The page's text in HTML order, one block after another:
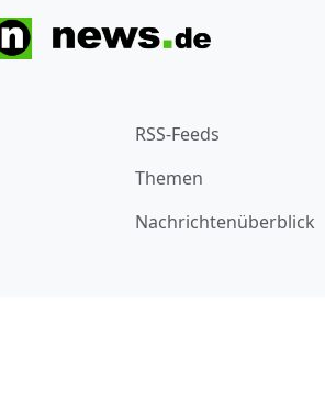
RSS-Feeds
Themen
Nachrichtenüberblick